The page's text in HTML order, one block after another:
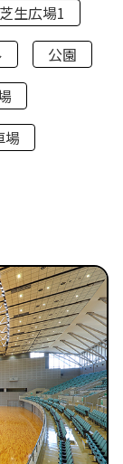
芝生広場1
公園
場